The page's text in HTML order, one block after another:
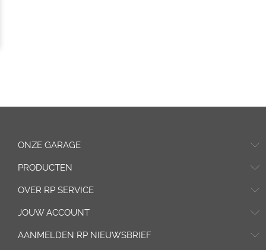
ONZE GARAGE
PRODUCTEN
OVER RP SERVICE
JOUW ACCOUNT
AANMELDEN RP NIEUWSBRIEF